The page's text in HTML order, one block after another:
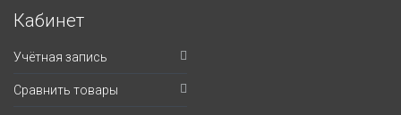
Кабинет
Учётная запись
Сравнить товары